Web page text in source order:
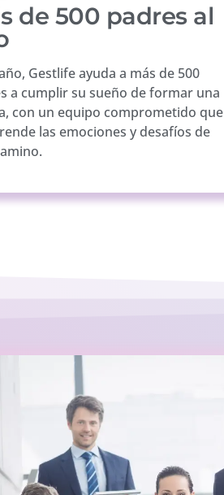
de 500 padres al
Gestlife ayuda a más de 500
a cumplir su sueño de formar una
con un equipo comprometido que
las emociones y desafíos de